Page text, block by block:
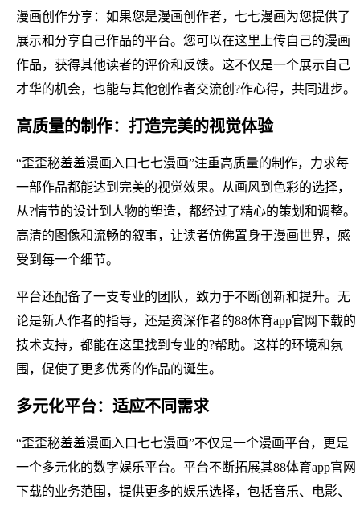
漫画创作分享：如果您是漫画创作者，七七漫画为您提供了
展示和分享自己作品的平台。您可以在这里上传自己的漫画
作品，获得其他读者的评价和反馈。这不仅是一个展示自己
才华的机会，也能与其他创作者交流创?作心得，共同进步。
高质量的制作：打造完美的视觉体验
“歪歪秘羞羞漫画入口七七漫画”注重高质量的制作，力求每
一部作品都能达到完美的视觉效果。从画风到色彩的选择，
从?情节的设计到人物的塑造，都经过了精心的策划和调整。
高清的图像和流畅的叙事，让读者仿佛置身于漫画世界，感
受到每一个细节。
平台还配备了一支专业的团队，致力于不断创新和提升。无
论是新人作者的指导，还是资深作者的88体育app官网下载的
技术支持，都能在这里找到专业的?帮助。这样的环境和氛
围，促使了更多优秀的作品的诞生。
多元化平台：适应不同需求
“歪歪秘羞羞漫画入口七七漫画”不仅是一个漫画平台，更是
一个多元化的数字娱乐平台。平台不断拓展其88体育app官网
下载的业务范围，提供更多的娱乐选择，包括音乐、电影、